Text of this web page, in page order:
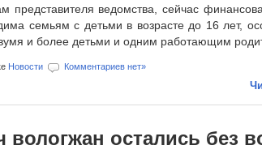
представителя ведомства, сейчас
семьям с детьми в возрасте до 16 лет,
и более детьми и одним работающим
Новости Комментариев нет»
вологжан остались без